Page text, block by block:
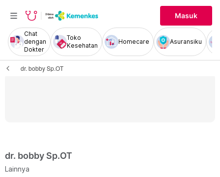
Masuk
Chat
dengan
Dokter
Toko
Kesehatan
Homecare Asuransiku
dr. bobby Sp.OT
dr. bobby Sp.OT
Lainnya